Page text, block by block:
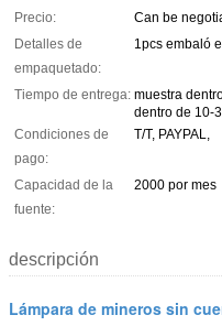
Precio:
Can be
Detalles de
empaquetado:
1pcs embaló
Tiempo de entrega: muestra
dentro de 10-
Condiciones de
pago:
T/T, PAYPAL,
Capacidad de la
fuente:
2000 por mes
descripción
Lámpara de mineros sin